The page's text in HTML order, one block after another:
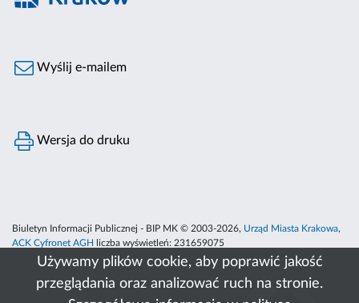
Używamy plików cookie, aby poprawić jakość
przeglądania oraz analizować ruch na stronie.
Wyślij e-mailem
Wersja do druku
Biuletyn Informacji Publicznej - BIP MK © 2003-2026, Urząd Miasta Krakowa,
ACK Cyfronet AGH
liczba wyświetleń: 231659075